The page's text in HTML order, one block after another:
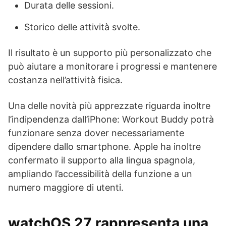
Durata delle sessioni.
Storico delle attività svolte.
Il risultato è un supporto più personalizzato che
può aiutare a monitorare i progressi e mantenere
costanza nell’attività fisica.
Una delle novità più apprezzate riguarda inoltre
l’indipendenza dall’iPhone: Workout Buddy potrà
funzionare senza dover necessariamente
dipendere dallo smartphone. Apple ha inoltre
confermato il supporto alla lingua spagnola,
ampliando l’accessibilità della funzione a un
numero maggiore di utenti.